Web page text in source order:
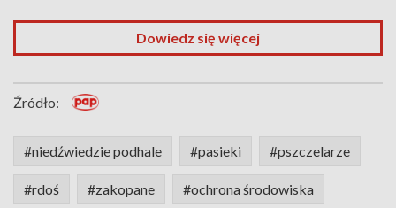
Dowiedz się więcej
Źródło:
#niedźwiedzie podhale #pasieki #pszczelarze
#rdoś #zakopane #ochrona środowiska